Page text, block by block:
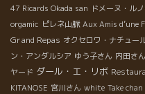
47 Ricards Okada san ドメーヌ・ル
orgamic ピレネ山脈 Aux Amis d’une
Grand Repas オクセロワ・ナチュー
ン・アンダルシア ゆう子さん 内田さん
ヤード ダール・エ・リボ
KITANOSE 宮川さん white Take chan